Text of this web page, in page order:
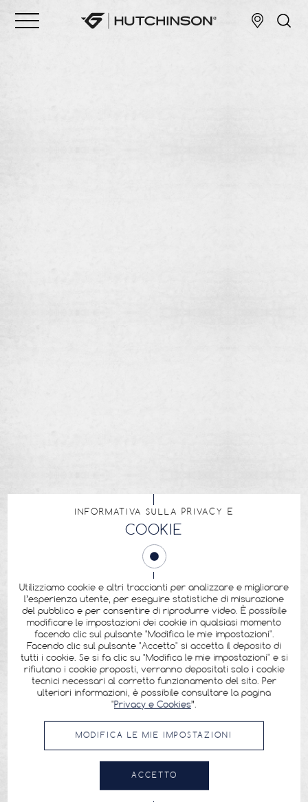
INFORMATIVA SULLA PRIVACY E
COOKIE
Utilizziamo cookie e altri traccianti per analizzare e migliorare
l’esperienza utente, per eseguire statistiche di misurazione
del pubblico e per consentire di riprodurre video. È possibile
modificare le impostazioni dei cookie in qualsiasi momento
facendo clic sul pulsante "Modifica le mie impostazioni".
Facendo clic sul pulsante "Accetto" si accetta il deposito di
tutti i cookie. Se si fa clic su "Modifica le mie impostazioni" e si
rifiutano i cookie proposti, verranno depositati solo i cookie
tecnici necessari al corretto funzionamento del sito. Per
ulteriori informazioni, è possibile consultare la pagina
"Privacy e Cookies”.
MODIFICA LE MIE IMPOSTAZIONI
ACCETTO